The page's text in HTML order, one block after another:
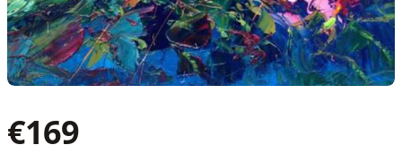
€169